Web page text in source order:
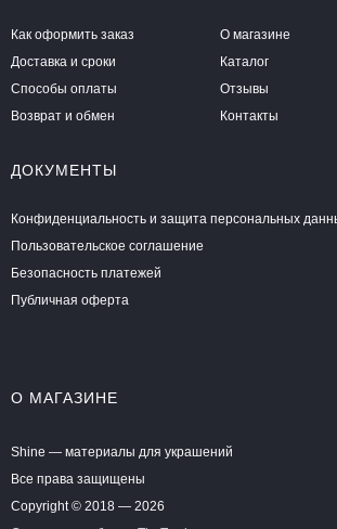
Как оформить заказ
Доставка и сроки
Способы оплаты
Возврат и обмен
О магазине
Каталог
Отзывы
Контакты
ДОКУМЕНТЫ
Конфиденциальность и защита персональных
Пользовательское соглашение
Безопасность платежей
Публичная оферта
О МАГАЗИНЕ
Shine — материалы для украшений
Все права защищены
Copyright © 2018 — 2026